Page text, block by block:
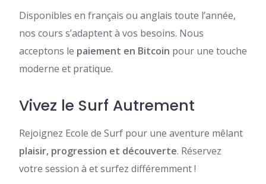
Disponibles en français ou anglais toute l’année,
nos cours s’adaptent à vos besoins. Nous
acceptons le paiement en Bitcoin pour une touche
moderne et pratique.
Vivez le Surf Autrement
Rejoignez Ecole de Surf pour une aventure mêlant
plaisir, progression et découverte. Réservez
votre session à et surfez différemment !